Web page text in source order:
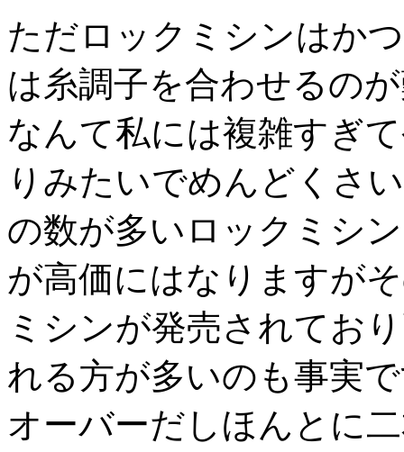
ただロックミシンはか
は糸調子を合わせるの
なんて私には複雑すぎ
りみたいでめんどくさ
の数が多いロックミシ
が高価にはなりますが
ミシンが発売されてお
れる方が多いのも事実
オーバーだしほんとに